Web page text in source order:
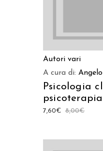
Autori vari
A cura di:
Psicologia
8,00€
7,60€